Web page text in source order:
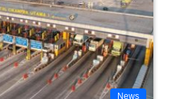
News